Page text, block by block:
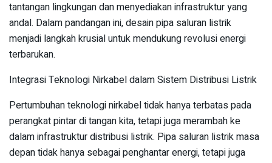
tantangan lingkungan dan menyediakan infrastruktur yang
andal. Dalam pandangan ini, desain pipa saluran listrik
menjadi langkah krusial untuk mendukung revolusi energi
terbarukan.
Integrasi Teknologi Nirkabel dalam Sistem Distribusi Listrik
Pertumbuhan teknologi nirkabel tidak hanya terbatas pada
perangkat pintar di tangan kita, tetapi juga merambah ke
dalam infrastruktur distribusi listrik. Pipa saluran listrik masa
depan tidak hanya sebagai penghantar energi, tetapi juga